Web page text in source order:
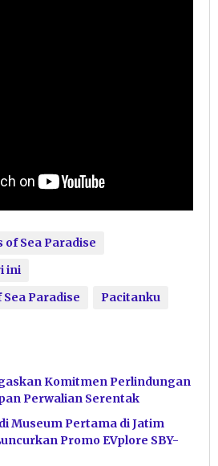
of Sea Paradise
ini
Paradise
Pacitanku
Komitmen Perlindungan
Perwalian Serentak
Museum Pertama di Jatim
Promo EVplore SBY-